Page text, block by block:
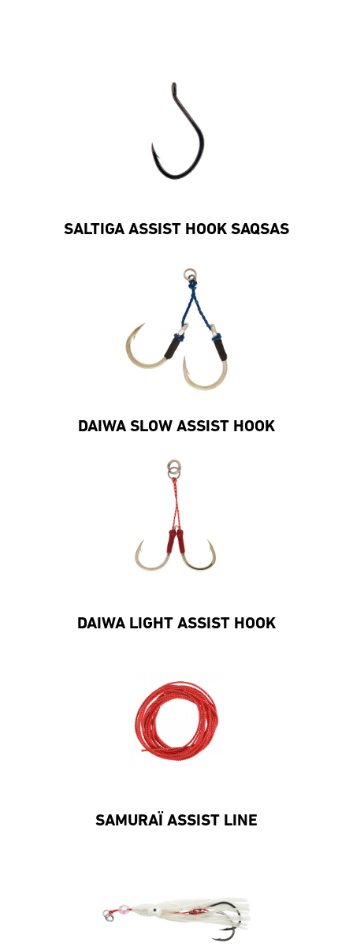
SALTIGA ASSIST HOOK SAQSAS
DAIWA SLOW ASSIST HOOK
DAIWA LIGHT ASSIST HOOK
SAMURAÏ ASSIST LINE